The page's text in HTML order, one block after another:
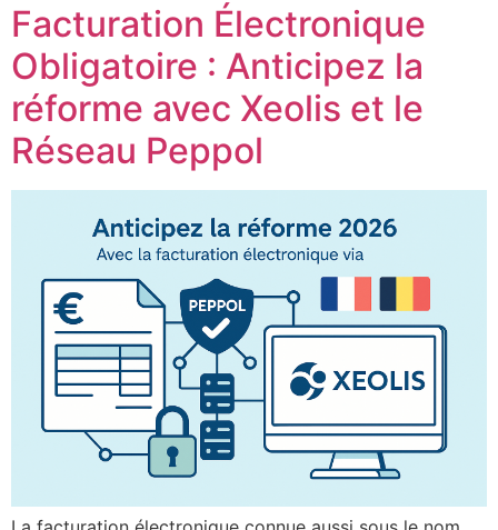
Facturation Électronique
Obligatoire : Anticipez la
réforme avec Xeolis et le
Réseau Peppol